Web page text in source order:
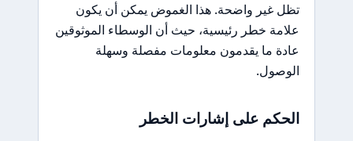
تظل غير واضحة. هذا الغموض يمكن أن يكون
علامة خطر رئيسية، حيث أن الوسطاء الموثوقين
عادة ما يقدمون معلومات مفصلة وسهلة
الوصول.
الحكم على إشارات الخطر